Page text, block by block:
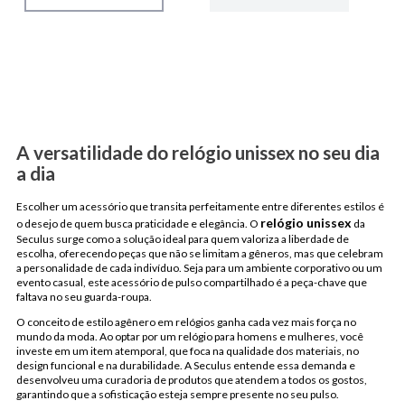
A versatilidade do relógio unissex no seu dia
a dia
Escolher um acessório que transita perfeitamente entre diferentes estilos é
o desejo de quem busca praticidade e elegância. O relógio unissex da
Seculus surge como a solução ideal para quem valoriza a liberdade de
escolha, oferecendo peças que não se limitam a gêneros, mas que celebram
a personalidade de cada indivíduo. Seja para um ambiente corporativo ou um
evento casual, este acessório de pulso compartilhado é a peça-chave que
faltava no seu guarda-roupa.
O conceito de estilo agênero em relógios ganha cada vez mais força no
mundo da moda. Ao optar por um relógio para homens e mulheres, você
investe em um item atemporal, que foca na qualidade dos materiais, no
design funcional e na durabilidade. A Seculus entende essa demanda e
desenvolveu uma curadoria de produtos que atendem a todos os gostos,
garantindo que a sofisticação esteja sempre presente no seu pulso.